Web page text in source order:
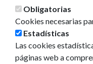
Actualidad
Noticias
Eventos
Redes sociales
Ruedas de prensa
Obligatorias
Cookies necesarias
Estadísticas
Las cookies
páginas web a